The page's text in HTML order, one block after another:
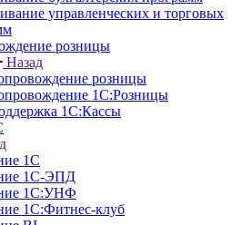
управленческих и торговых
розницы
Назад
розницы
1С:Розницы
1С:Кассы
1С
1С-ЭПД
1С:УНФ
1С:Фитнес-клуб